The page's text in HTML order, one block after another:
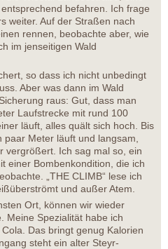
befahren. Ich frage
weiter. Auf der Straßen nach
rennen, beobachte aber, wie
im jenseitigen Wald
so dass ich nicht unbedingt
Aber was dann im Wald
raus: Gut, dass man
Laufstrecke mit rund 100
läuft, alles quält sich hoch. Bis
Meter läuft und langsam,
vergrößert. Ich sag mal so, ein
einer Bombenkondition, die ich
„THE CLIMB“ lese ich
und außer Atem.
Ort, können wir wieder
Meine Spezialität habe ich
Das bringt genug Kalorien
steht ein alter Steyr-